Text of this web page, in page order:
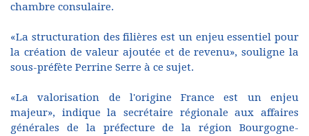
chambre consulaire.
«La structuration des filières est un enjeu essentiel pour
la création de valeur ajoutée et de revenu», souligne la
sous-préfète Perrine Serre à ce sujet.
«La valorisation de l'origine France est un enjeu
majeur», indique la secrétaire régionale aux affaires
générales de la préfecture de la région Bourgogne-